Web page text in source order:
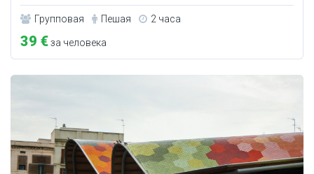
Групповая Пешая 2 часа
39 €за человека